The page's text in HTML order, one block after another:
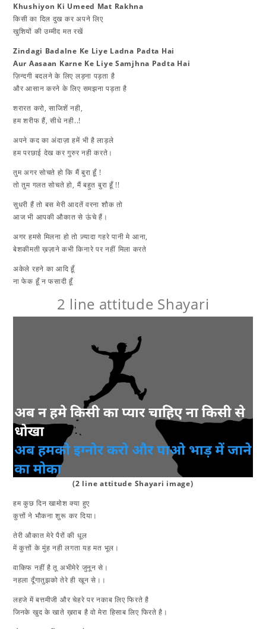
Khushiyon Ki Umeed Mat Rakhna
​किसी का दिल दुख कर अपने लिए
खुशियों की उम्मीद मत रखें
Zindagi Badalne Ke Liye Ladna Padta Hai
Aur Aasaan Karne Ke Liye Samjhna Padta Hai
​ज़िन्दगी बदलने के लिए लड़ना पड़ता है
और आसान करने के लिए समझना पड़ता है
शरारत करो, साजिशें नही,
हम शरीफ हैं, सीधे नही..!
अपने कद का अंदाज़ा हमें भी है लाड़ले
हम परछाई देख कर गुरुर नही करते।
तुम अगर सोचते हो कि मैं बुरा हूँ !
तो तुम गलत सोचते हो, मैं बहुत बुरा हूँ !!
सुधरी हैं तो बस मेरी आदतें वरना शौक तो
आज भी आपकी औकात से ऊंचे हैं।
अगर हमसे मिलना हो तो ज़्यादा गहरे पानी मे आना,
बेशकीमती ख़ज़ाने कभी किनारे पर नहीं मिला करते
अकेले रहने का आदि हूँ
ना फेक हूँ न फसादी हूँ
2 line attitude Shayari
(2 line attitude Shayari image)
हम कुछ दिन खामोश क्या हुए
कुत्तों ने भौकना शुरू कर दिया।
तेरी औकात मेरे पैरों की धूल
में कुत्तों के मुंह नही लगता यह मत भूल।
वाकिफ नहीं है तू अभीमेरे जुनून से।
नहला दूँगातुझको तेरे ही खून से।।
लहजे में बत्तमीजी और चेहरे पर नकाब लिए फिरते है
जिनके खुद के खाते ख़राब है वो मेरा हिसाब लिए फिरते है।